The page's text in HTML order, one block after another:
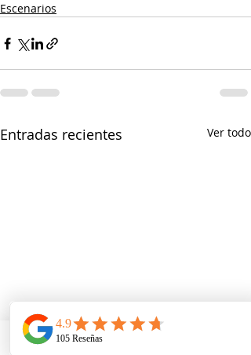
Escenarios
Entradas recientes Ver todo